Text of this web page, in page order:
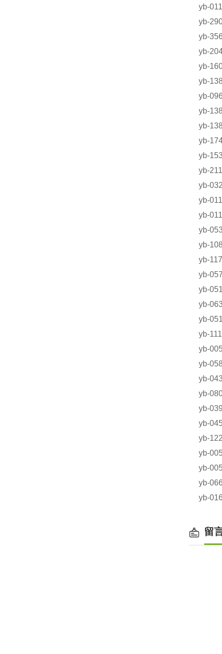
yb-
yb-
yb-
yb-
yb-
yb-
yb-
yb-
yb-
yb-
yb-
yb-
yb-
yb-
yb-
yb-
yb-
yb-
yb-
yb-
yb-
yb-
yb-
yb-
yb-
yb-
yb-
yb-
yb-
yb-
yb-
yb-
yb-
yb-
留